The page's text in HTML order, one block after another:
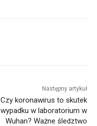
Następny artykuł
Czy koronawirus to skutek
wypadku w laboratorium w
Wuhan? Ważne śledztwo